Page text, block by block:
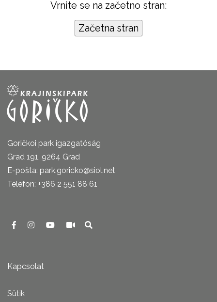
Vrnite se na začetno stran:
Goričkoi park igazgatóság
Grad 191, 9264 Grad
E-pošta: park.goricko@siol.net
Telefon: +386 2 551 88 61
Kapcsolat
Sütik